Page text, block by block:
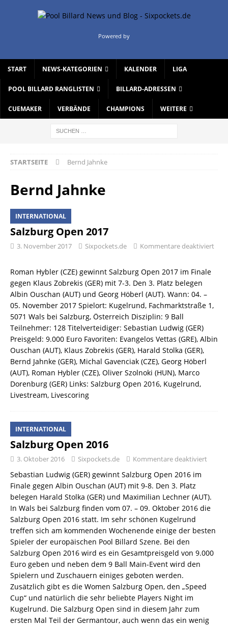
Powered by
START NEWS-KATEGORIEN KALENDER LIGA
POOL BILLARD RANGLISTEN BILLARD-ADRESSEN
CUEMAKER VERBÄNDE CHAMPIONS WEITERE
STARTSEITE Bernd Jahnke
Bernd Jahnke
INTERNATIONAL
Salzburg Open 2017
3. November 2017 Sixpockets.de Kommentare deaktiviert
Roman Hybler (CZE) gewinnt Salzburg Open 2017 im Finale
gegen Klaus Zobrekis (GER) mit 7-3. Den 3. Platz belegen
Albin Ouschan (AUT) und Georg Höberl (AUT). Wann: 04. –
05. November 2017 Spielort: Kugelrund, Fachmarktstraße 1,
5071 Wals bei Salzburg, Österreich Disziplin: 9 Ball
Teilnehmer: 128 Titelverteidiger: Sebastian Ludwig (GER)
Preisgeld: 9.000 Euro Favoriten: Evangelos Vettas (GRE), Albin
Ouschan (AUT), Klaus Zobrekis (GER), Harald Stolka (GER),
Bernd Jahnke (GER), Michal Gavenciak (CZE), Georg Höberl
(AUT), Roman Hybler (CZE), Oliver Szolnoki (HUN), Marco
Dorenburg (GER) Links: Salzburg Open 2016, Kugelrund,
Livestream, Livescoring
INTERNATIONAL
Salzburg Open 2016
3. Oktober 2016 Sixpockets.de Kommentare deaktiviert
Sebastian Ludwig (GER) gewinnt Salzburg Open 2016 im
Finale gegen Albin Ouschan (AUT) mit 9-8. Den 3. Platz
belegen Harald Stolka (GER) und Maximilian Lechner (AUT).
In Wals bei Salzburg finden vom 07. – 09. Oktober 2016 die
Salzburg Open 2016 statt. Im sehr schönen Kugelrund
treffen sich am kommenden Wochenende einige der besten
Spieler der europäischen Pool Billard Szene. Bei den
Salzburg Open 2016 wird es ein Gesamtpreisgeld von 9.000
Euro geben und neben dem 9 Ball Main-Event wird den
Spielern und Zuschauern einiges geboten werden.
Zusätzlich gibt es die Women Salzburg Open, den „Speed
Cup“ und natürlich die sehr beliebte Players Night im
Kugelrund. Die Salzburg Open sind in diesem Jahr zum
ersten Mal Teil der Germantour, auch wenn das ein wenig